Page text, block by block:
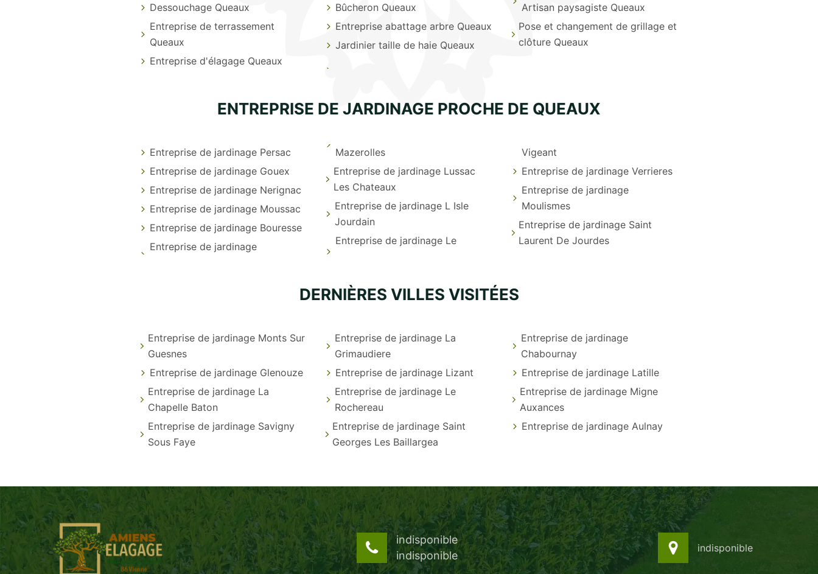
Dessouchage Queaux
Entreprise de terrassement
Queaux
Entreprise d'élagage Queaux
Bûcheron Queaux
Entreprise abattage arbre Queaux
Jardinier taille de haie Queaux
Artisan paysagiste Queaux
Pose et changement de grillage et
clôture Queaux
ENTREPRISE DE JARDINAGE PROCHE DE QUEAUX
Entreprise de jardinage Persac
Entreprise de jardinage Gouex
Entreprise de jardinage Nerignac
Entreprise de jardinage Moussac
Entreprise de jardinage Bouresse
Entreprise de jardinage
Mazerolles
Entreprise de jardinage Lussac
Les Chateaux
Entreprise de jardinage L Isle
Jourdain
Entreprise de jardinage Le
Vigeant
Entreprise de jardinage Verrieres
Entreprise de jardinage
Moulismes
Entreprise de jardinage Saint
Laurent De Jourdes
DERNIÈRES VILLES VISITÉES
Entreprise de jardinage Monts Sur
Guesnes
Entreprise de jardinage Glenouze
Entreprise de jardinage La
Chapelle Baton
Entreprise de jardinage Savigny
Sous Faye
Entreprise de jardinage La
Grimaudiere
Entreprise de jardinage Lizant
Entreprise de jardinage Le
Rochereau
Entreprise de jardinage Saint
Georges Les Baillargea
Entreprise de jardinage
Chabournay
Entreprise de jardinage Latille
Entreprise de jardinage Migne
Auxances
Entreprise de jardinage Aulnay
indisponible
indisponible
indisponible